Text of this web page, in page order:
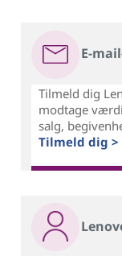
E-
Tilmeld dig
modtage
salg,
Tilmeld dig >